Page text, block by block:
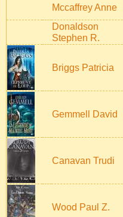
Mccaffrey Anne
Donaldson
Stephen R.
Briggs Patricia
Gemmell David
Canavan Trudi
Wood Paul Z.